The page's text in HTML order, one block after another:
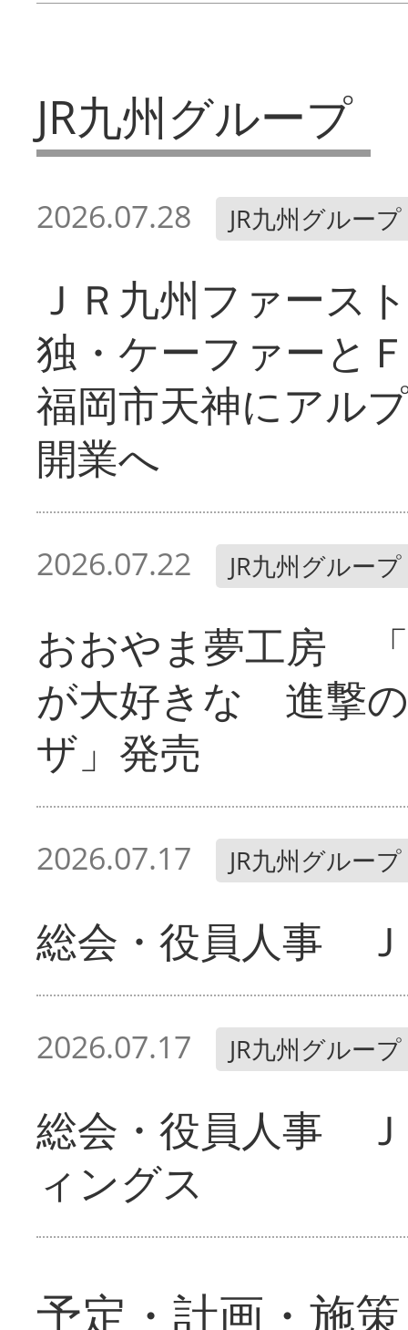
JR九州グループ
2026.07.28 JR九州グループ
ＪＲ九州ファー
独・ケーファー
福岡市天神にアル
開業へ
2026.07.22 JR九州グループ
おおやま夢工房
が大好きな 進撃
ザ」発売
2026.07.17 JR九州グループ
総会・役員人事
2026.07.17 JR九州グループ
総会・役員人事
ィングス
予定・計画・施策